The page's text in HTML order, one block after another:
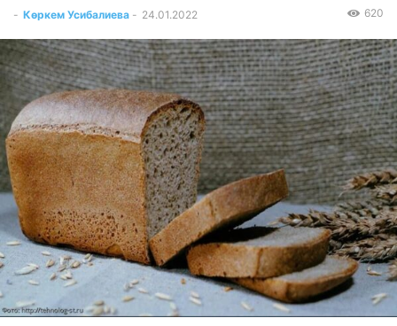
- Көркем Усибалиева - 24.01.2022 620